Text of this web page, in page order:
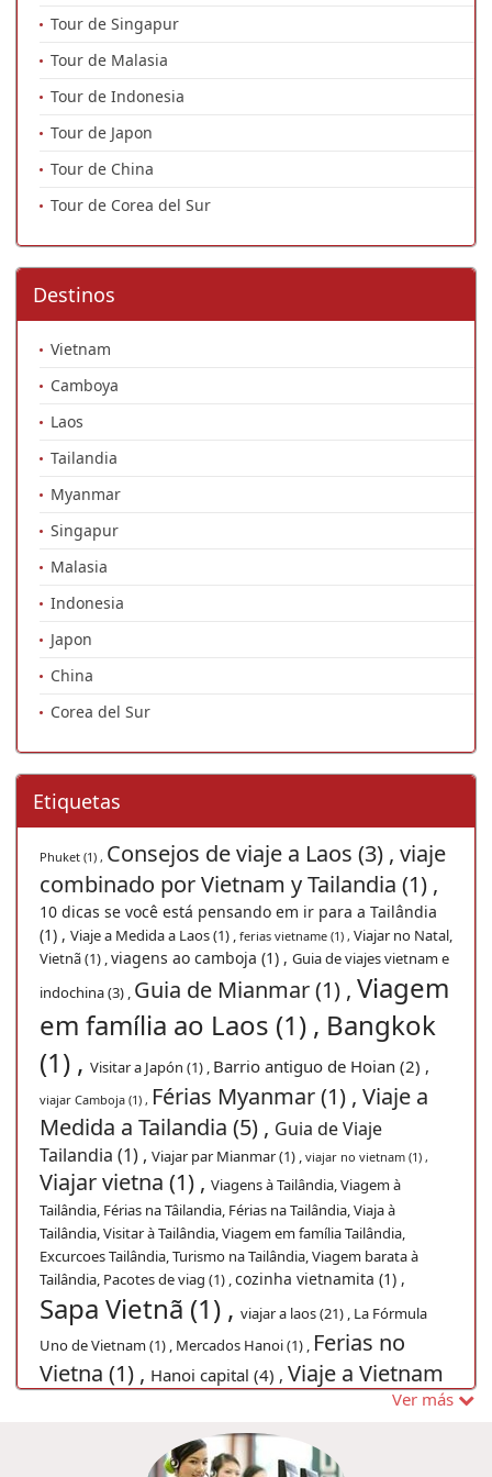
Tour de Singapur
Tour de Malasia
Tour de Indonesia
Tour de Japon
Tour de China
Tour de Corea del Sur
Destinos
Vietnam
Camboya
Laos
Tailandia
Myanmar
Singapur
Malasia
Indonesia
Japon
China
Corea del Sur
Etiquetas
Phuket (1) , Consejos de viaje a Laos (3) , viaje
combinado por Vietnam y Tailandia (1) ,
10 dicas se você está pensando em ir para a Tailândia
(1) , Viaje a Medida a Laos (1) , ferias vietname (1) , Viajar no Natal,
Vietnã (1) , viagens ao camboja (1) , Guia de viajes vietnam e
indochina (3) , Guia de Mianmar (1) , Viagem
em família ao Laos (1) , Bangkok
(1) , Visitar a Japón (1) , Barrio antiguo de Hoian (2) ,
viajar Camboja (1) , Férias Myanmar (1) , Viaje a
Medida a Tailandia (5) , Guia de Viaje
Tailandia (1) , Viajar par Mianmar (1) , viajar no vietnam (1) ,
Viajar vietna (1) , Viagens à Tailândia, Viagem à
Tailândia, Férias na Tâilandia, Férias na Tailândia, Viaja à
Tailândia, Visitar à Tailândia, Viagem em família Tailândia,
Excurcoes Tailândia, Turismo na Tailândia, Viagem barata à
Tailândia, Pacotes de viag (1) , cozinha vietnamita (1) ,
Sapa Vietnã (1) , viajar a laos (21) , La Fórmula
Uno de Vietnam (1) , Mercados Hanoi (1) ,
Ferias no
Vietna (1) , Hanoi capital (4) , Viaje a Vietnam
cosas
que hacer en vietnam (3) ,
Ver más